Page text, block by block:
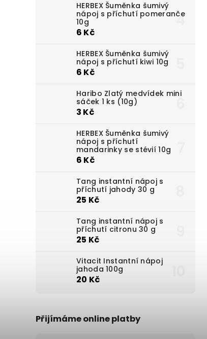
HERBEX Šuměnka šumivý
nápoj s příchutí pomeranče
10g
6 Kč
HERBEX Šuměnka šumivý
nápoj s příchutí kiwi 10g
6 Kč
Haribo Zlatý medvídek mini
sáček 1 ks (10g)
3 Kč
HERBEX Šuměnka šumivý
nápoj s příchutí
mandarinky se stévií 10g
6 Kč
Tang instantní nápoj s
příchutí jahody 30 g
25 Kč
Tang instantní nápoj s
příchutí citronu 30 g
25 Kč
Vitacit Instantní nápoj
jahoda 100g
20 Kč
Přijímáme online platby